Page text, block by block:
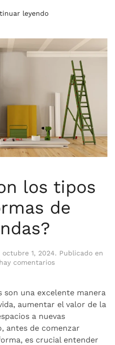
leyendo
los tipos
de
octubre 1, 2024. Publicado en
comentariosen
los
de
reformas
de
viviendas?
son una excelente manera
aumentar el valor de la
a nuevas
antes de comenzar
es crucial entender